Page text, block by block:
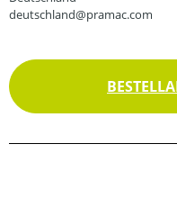
deutschland@pramac.com